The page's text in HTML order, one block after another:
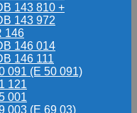
143 810 +
143 972
146
146 014
146 111
091 (E 50 091)
121
001
003 (E 69 03)